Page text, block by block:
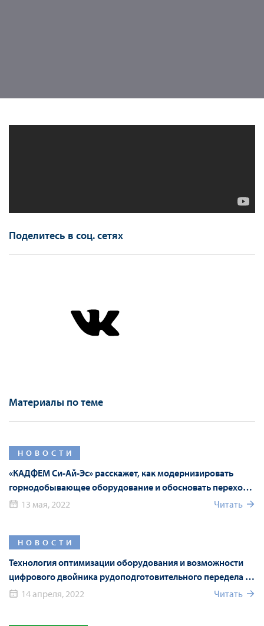
Поделитесь в соц. сетях
Материалы по теме
НОВОСТИ
«КАДФЕМ Си-Ай-Эс» расскажет, как модернизировать
горнодобывающее оборудование и обосновать переход
на российские аналоги с помощью численного
13 мая, 2022 Читать
НОВОСТИ
Технология оптимизации оборудования и возможности
цифрового двойника рудоподготовительного передела на
Mining World Russia 2022
14 апреля, 2022 Читать